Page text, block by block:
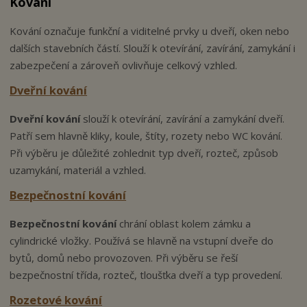
Kování označuje funkční a viditelné prvky u dveří, oken nebo
dalších stavebních částí. Slouží k otevírání, zavírání, zamykání i
zabezpečení a zároveň ovlivňuje celkový vzhled.
Dveřní kování
Dveřní kováníslouží k otevírání, zavírání a zamykání dveří.
Patří sem hlavně kliky, koule, štíty, rozety nebo WC kování.
Při výběru je důležité zohlednit typ dveří, rozteč, způsob
uzamykání, materiál a vzhled.
Bezpečnostní kování
Bezpečnostní kování chrání oblast kolem zámku a
cylindrické vložky. Používá se hlavně na vstupní dveře do
bytů, domů nebo provozoven. Při výběru se řeší
bezpečnostní třída, rozteč, tloušťka dveří a typ provedení.
Rozetové kování